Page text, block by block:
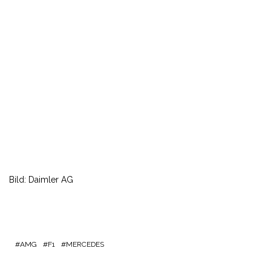
Bild: Daimler AG
AMG F1 MERCEDES